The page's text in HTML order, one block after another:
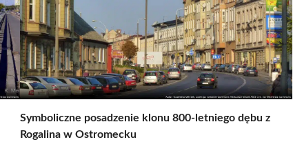
Symboliczne posadzenie klonu 800-letniego dębu z
Rogalina w Ostromecku